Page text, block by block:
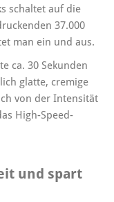
schaltet auf die
37.000
man ein und aus.
ca. 30 Sekunden
glatte, cremige
von der Intensität
High-Speed-
und spart